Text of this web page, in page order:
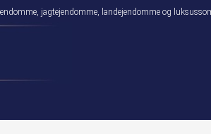
jagtejendomme, landejendomme og